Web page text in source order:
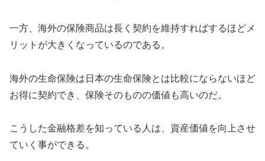
一方、海外の保険商品は長く契約を維持すればするほどメ
リットが大きくなっているのである。
海外の生命保険は日本の生命保険とは比較にならないほど
お得に契約でき、保険そのものの価値も高いのだ。
こうした金融格差を知っている人は、資産価値を向上させ
ていく事ができる。